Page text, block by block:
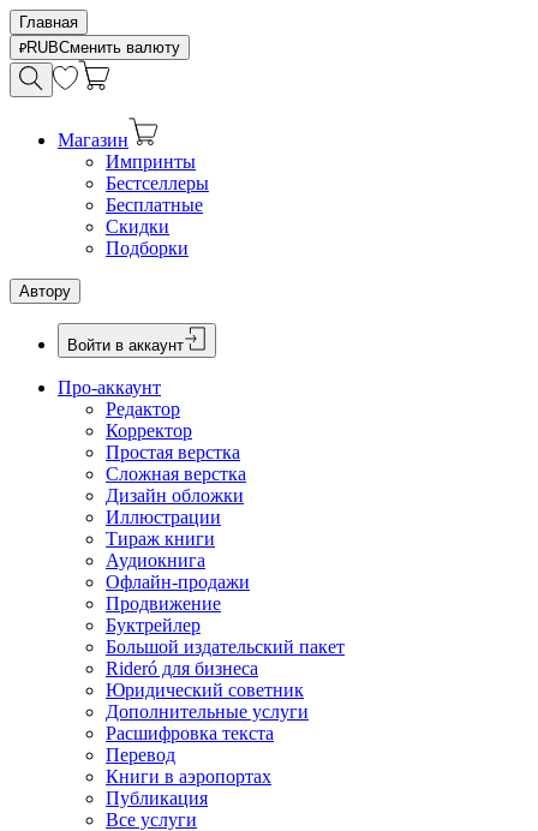
Главная
RUBСменить валюту
Магазин
Импринты
Бестселлеры
Бесплатные
Скидки
Подборки
Автору
Войти в аккаунт
Про-аккаунт
Редактор
Корректор
Простая верстка
Сложная верстка
Дизайн обложки
Иллюстрации
Тираж книги
Аудиокнига
Офлайн-продажи
Продвижение
Буктрейлер
Большой издательский пакет
Rideró для бизнеса
Юридический советник
Дополнительные услуги
Расшифровка текста
Перевод
Книги в аэропортах
Публикация
Все услуги